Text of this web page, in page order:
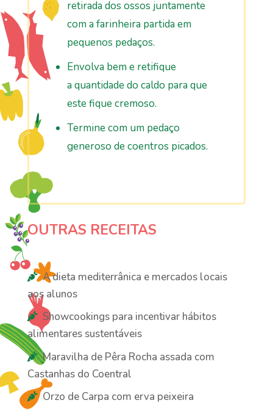
retirada dos ossos juntamente
com a farinheira partida em
pequenos pedaços.
Envolva bem e retifique
a quantidade do caldo para que
este fique cremoso.
Termine com um pedaço
generoso de coentros picados.
OUTRAS RECEITAS
A dieta mediterrânica e mercados locais
aos alunos
Showcookings para incentivar hábitos
alimentares sustentáveis
Maravilha de Pêra Rocha assada com
Castanhas do Coentral
Orzo de Carpa com erva peixeira